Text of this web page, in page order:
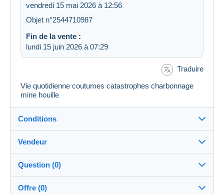
vendredi 15 mai 2026 à 12:56
Objet n°2544710987
Fin de la vente :
lundi 15 juin 2026 à 07:29
Traduire
Vie quotidienne coutumes catastrophes charbonnage
mine houille
Conditions
Destination :
Voir la liste des pays
Expédition :
Envoi après paiement
Vendeur
furet2016100%(18878x)
Question (0)
Offre (0)